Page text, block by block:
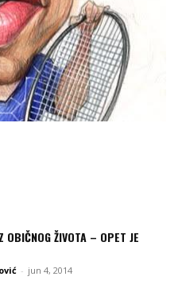
OBIČNOG ŽIVOTA – OPET JE
- jun 4, 2014